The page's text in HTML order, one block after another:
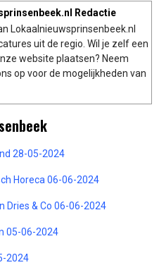
Redactie
Lokaalnieuwsprinsenbeek.nl
uit de regio. Wil je zelf een
website plaatsen? Neem
op voor de mogelijkheden van
28-05-2024
Horeca 06-06-2024
Dries & Co 06-06-2024
05-06-2024
2024